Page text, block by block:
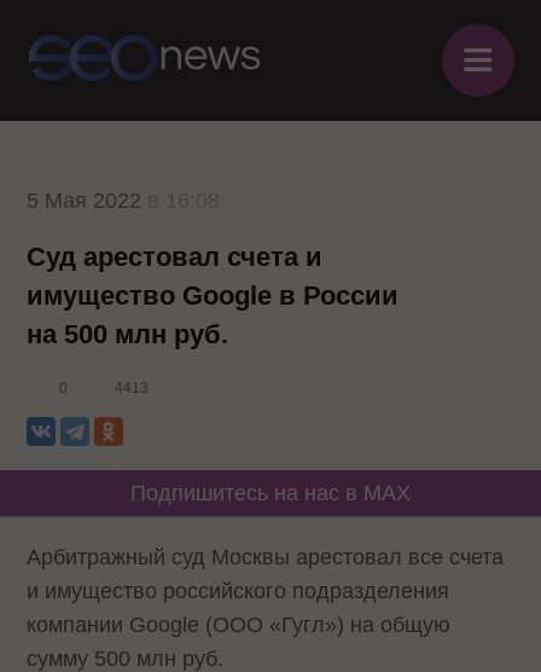
≡
5 Мая 2022
Суд арестовал счета и
имущество Google в России
на 500 млн руб.
0 4413
Подпишитесь на нас в MAX
Арбитражный суд Москвы арестовал все счета
и имущество российского подразделения
компании Google (ООО «Гугл») на общую
сумму 500 млн руб.